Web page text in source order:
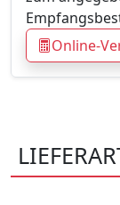
Online-